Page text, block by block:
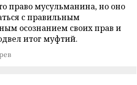
право мусульманина, но оно
с правильным
осознанием своих прав и
итог муфтий.